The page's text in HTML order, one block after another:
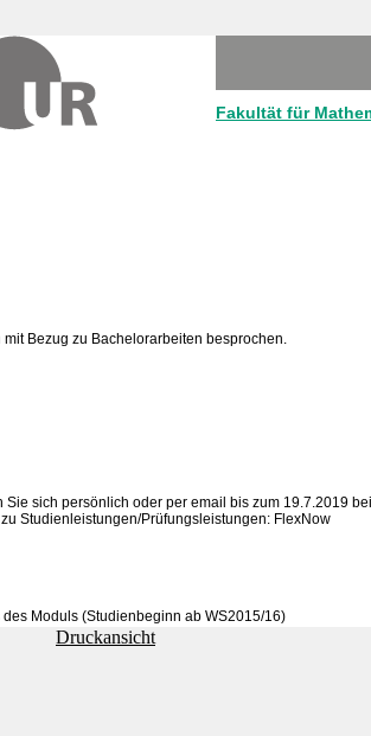
Fakultät für
mit Bezug zu Bachelorarbeiten besprochen.
Sie sich persönlich oder per email bis zum 19.7.2019
Studienleistungen/Prüfungsleistungen: FlexNow
Moduls (Studienbeginn ab WS2015/16)
Druckansicht